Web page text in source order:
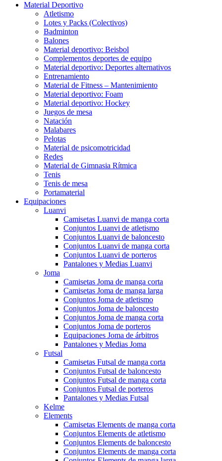
Material Deportivo
Atletismo
Lotes y Packs (Colectivos)
Badminton
Balones
Material deportivo: Beisbol
Complementos deportes de equipo
Material deportivo: Deportes alternativos
Entrenamiento
Material de Fitness – Mantenimiento
Material deportivo: Foam
Material deportivo: Hockey
Juegos de mesa
Natación
Malabares
Pelotas
Material de psicomotricidad
Redes
Material de Gimnasia Rítmica
Tenis
Tenis de mesa
Portamaterial
Equipaciones
Luanvi
Camisetas Luanvi de manga corta
Conjuntos Luanvi de atletismo
Conjuntos Luanvi de baloncesto
Conjuntos Luanvi de manga corta
Conjuntos Luanvi de porteros
Pantalones y Medias Luanvi
Joma
Camisetas Joma de manga corta
Camisetas Joma de manga larga
Conjuntos Joma de atletismo
Conjuntos Joma de baloncesto
Conjuntos Joma de manga corta
Conjuntos Joma de porteros
Equipaciones Joma de árbitros
Pantalones y Medias Joma
Futsal
Camisetas Futsal de manga corta
Conjuntos Futsal de baloncesto
Conjuntos Futsal de manga corta
Conjuntos Futsal de porteros
Pantalones y Medias Futsal
Kelme
Elements
Camisetas Elements de manga corta
Conjuntos Elements de atletismo
Conjuntos Elements de baloncesto
Conjuntos Elements de manga corta